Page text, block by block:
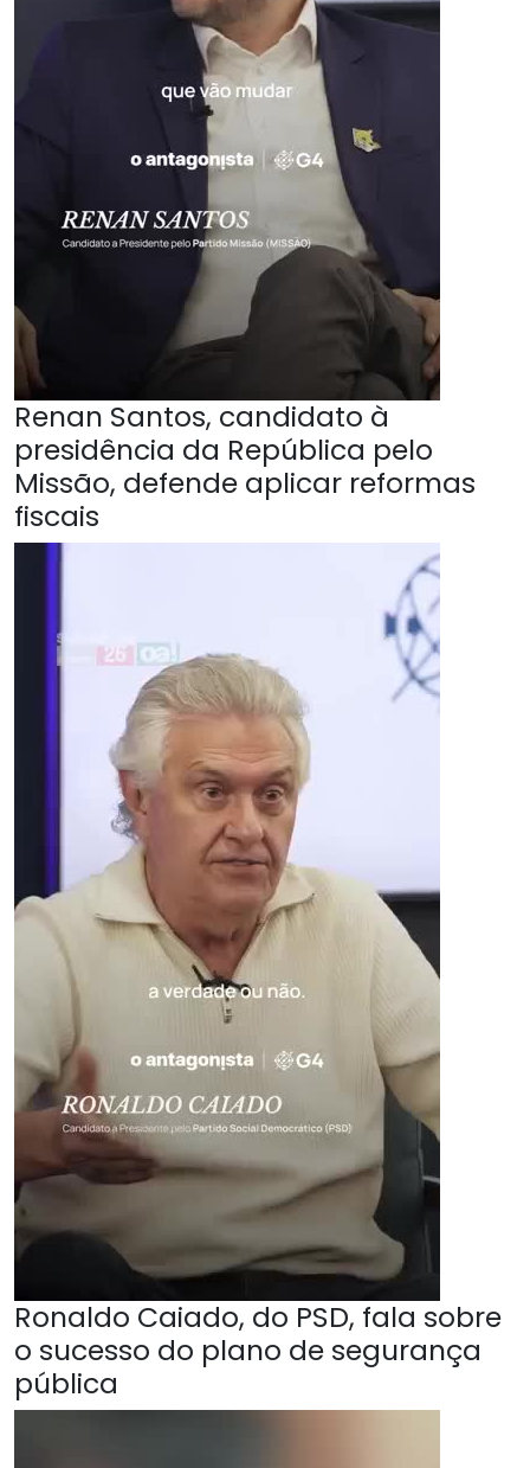
Renan Santos, candidato à
presidência da República pelo
Missão, defende aplicar reformas
fiscais
Ronaldo Caiado, do PSD, fala sobre
o sucesso do plano de segurança
pública